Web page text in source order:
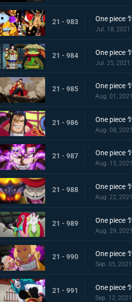
21 - 983
Jul. 18, 2021
21 - 984
Jul. 25, 2021
21 - 985
Aug. 01, 2021
21 - 986
Aug. 08, 2021
21 - 987
Aug. 15, 2021
21 - 988
Aug. 22, 2021
21 - 989
Aug. 29, 2021
21 - 990
Sep. 05, 2021
21 - 991
Sep. 12, 2021